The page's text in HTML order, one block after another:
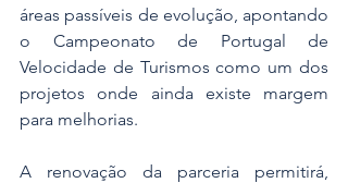
áreas passíveis de evolução, apontando
o Campeonato de Portugal de
Velocidade de Turismos como um dos
projetos onde ainda existe margem
para melhorias.
A renovação da parceria permitirá,